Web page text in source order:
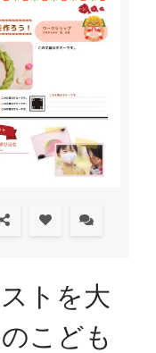
トを大
こども